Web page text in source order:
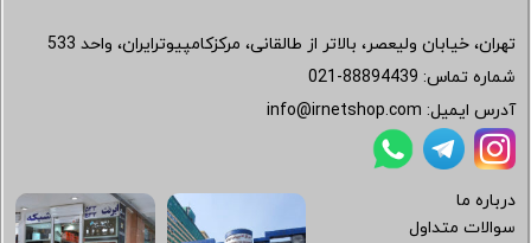
تهران، خیابان ولیعصر، بالاتر از طالقانی، مرکزکامپیوترایران، واحد 533
شماره تماس: 021-88894439
آدرس ایمیل: info@irnetshop.com
درباره ما
سوالات متداول